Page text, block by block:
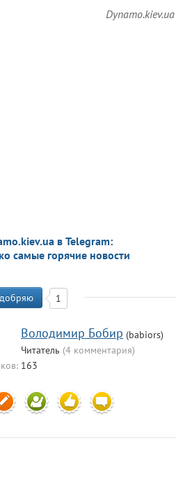
Dynamo.kiev.ua
в Telegram:
самые горячие новости
1
Володимир Бобир (babiors)
Читатель (4 комментария)
163